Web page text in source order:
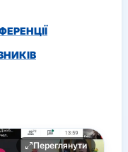
Переглянути